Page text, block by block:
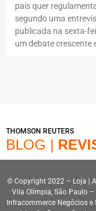
país quer
segundo uma
publicada na sexta-
um debate crescente
THOMSON REUTERS
BLOG |
© Copyright 2022 – Loja |
Vila Olímpia, São Paulo –
Infracommerce Negócios